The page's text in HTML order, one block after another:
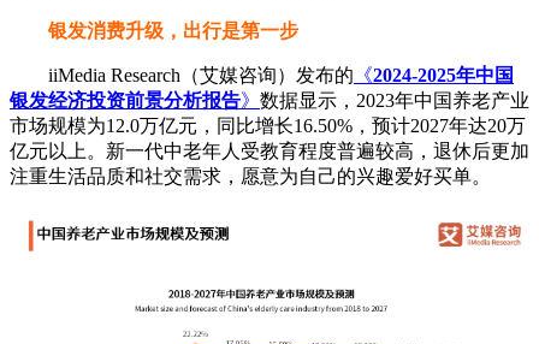
银发消费升级，出行是第一步
iiMedia Research（艾媒咨询）发布的 《2024-2025年中国
银发经济投资前景分析报告》 数据显示，2023年中国养老产业
市场规模为12.0万亿元，同比增长16.50%，预计2027年达20万
亿元以上。新一代中老年人受教育程度普遍较高，退休后更加
注重生活品质和社交需求，愿意为自己的兴趣爱好买单。